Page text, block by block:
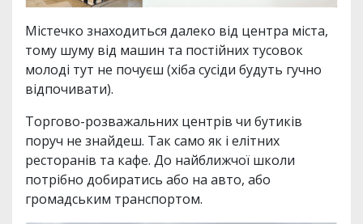
Містечко знаходиться далеко від центра міста,
тому шуму від машин та постійних тусовок
молоді тут не почуєш (хіба сусіди будуть гучно
відпочивати).
Торгово-розважальних центрів чи бутиків
поруч не знайдеш. Так само як і елітних
ресторанів та кафе. До найближчої школи
потрібно добиратись або на авто, або
громадським транспортом.